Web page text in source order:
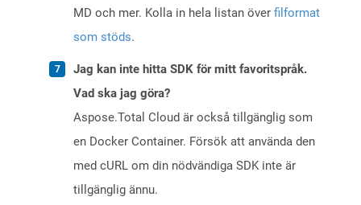
MD och mer. Kolla in hela listan över filformat
som stöds.
Jag kan inte hitta SDK för mitt favoritspråk.
Vad ska jag göra?
Aspose.Total Cloud är också tillgänglig som
en Docker Container. Försök att använda den
med cURL om din nödvändiga SDK inte är
tillgänglig ännu.